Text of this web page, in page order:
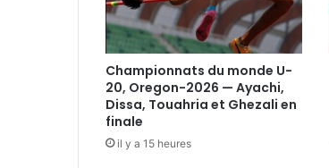
Championnats du monde U-
20, Oregon-2026 — Ayachi,
Dissa, Touahria et Ghezali en
finale
il y a 15 heures